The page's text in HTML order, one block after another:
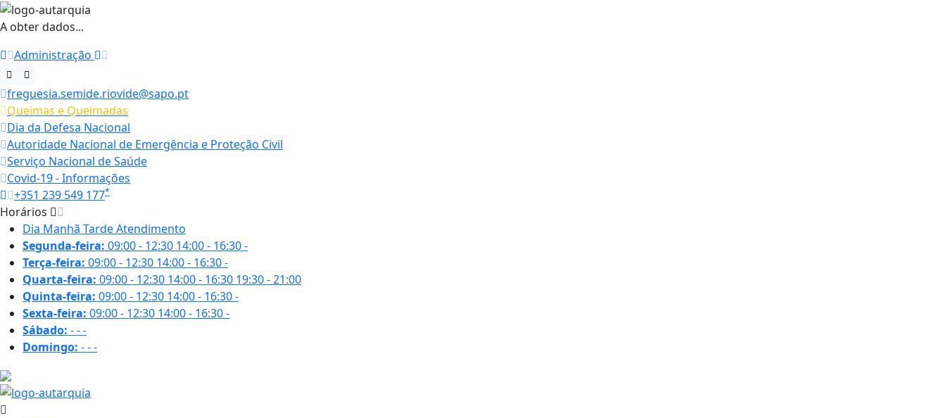
A obter dados...
Administração
freguesia.semide.riovide@sapo.pt
Queimas e Queimadas
Dia da Defesa Nacional
Autoridade Nacional de Emergência e Proteção Civil
Serviço Nacional de Saúde
Covid-19 - Informações
+351 239 549 177*
Horários
Dia Manhã TardeAtendimento
Segunda-feira: 09:00 - 12:30 14:00 - 16:30-
Terça-feira: 09:00 - 12:30 14:00 - 16:30-
Quarta-feira: 09:00 - 12:30 14:00 - 16:30 19:30 - 21:00
Quinta-feira: 09:00 - 12:30 14:00 - 16:30-
Sexta-feira: 09:00 - 12:30 14:00 - 16:30-
Sábado: ---
Domingo: ---